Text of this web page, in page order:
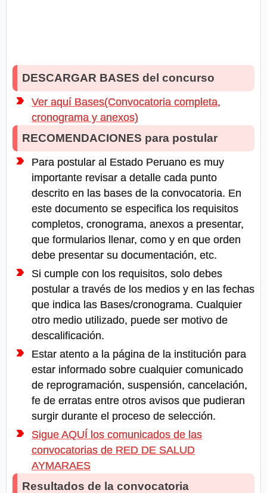
DESCARGAR BASES del concurso
Ver aquí Bases(Convocatoria completa,
cronograma y anexos)
RECOMENDACIONES para postular
Para postular al Estado Peruano es muy
importante revisar a detalle cada punto
descrito en las bases de la convocatoria. En
este documento se especifica los requisitos
completos, cronograma, anexos a presentar,
que formularios llenar, como y en que orden
debe presentar su documentación, etc.
Si cumple con los requisitos, solo debes
postular a través de los medios y en las fechas
que indica las Bases/cronograma. Cualquier
otro medio utilizado, puede ser motivo de
descalificación.
Estar atento a la página de la institución para
estar informado sobre cualquier comunicado
de reprogramación, suspensión, cancelación,
fe de erratas entre otros avisos que pudieran
surgir durante el proceso de selección.
Sigue AQUÍ los comunicados de las
convocatorias de RED DE SALUD
AYMARAES
Resultados de la convocatoria